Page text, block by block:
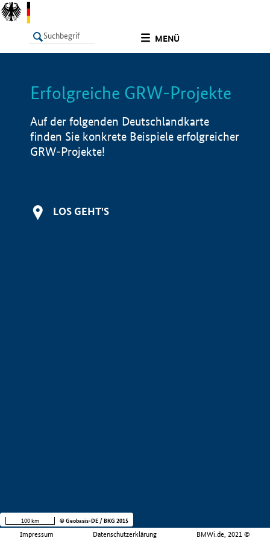
MENÜ
LISTE Info
Erfolgreiche GRW-Projekte
Auf der folgenden Deutschlandkarte
finden Sie konkrete Beispiele erfolgreicher
GRW-Projekte!
LOS GEHT'S
Impressum Datenschutzerklärung BMWi.de, 2021 ©
100 km © Geobasis-DE / BKG 2015